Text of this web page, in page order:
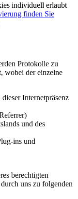
individuell erlaubt
finden Sie
Protokolle zu
wobei der einzelne
Internetpräsenz
und des
ins und
berechtigten
uns zu folgenden